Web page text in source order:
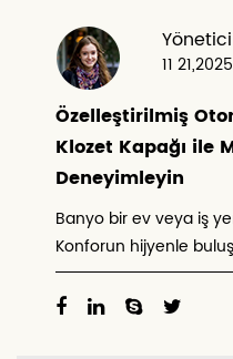
Yönetici
11 21,2025
Özelleştirilmiş
Klozet Kapağı ile
Deneyimleyin
Banyo bir ev veya iş
Konforun hijyenle